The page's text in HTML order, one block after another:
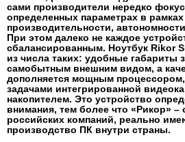
сами производители нередко
определенных параметрах в
производительности,
При этом далеко не каждое
сбалансированным. Ноутбук Rikor
из числа таких: удобные габариты
самобытным внешним видом, а
дополняется мощным
задачами интегрированной
накопителем. Это устройство
внимания, тем более что «Рикор» –
российских компаний, реально
производство ПК внутри страны.